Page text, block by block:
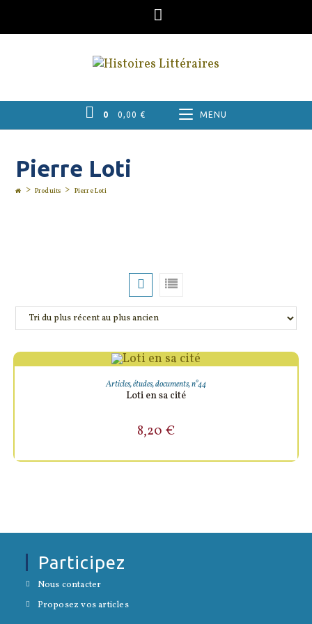
content
0 0,00 € MENU
Pierre Loti
> Produits > Pierre Loti
AJOUTER AU PANIER
Articles, études, documents,n°44
Loti en sa cité
8,20 €
Participez
Nous contacter
un
nouvel
Proposez vos articlesdans